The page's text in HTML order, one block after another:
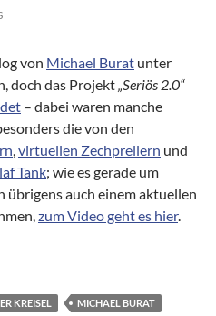
von Michael Burat unter
doch das Projekt„Seriös 2.0“
– dabei waren manche
die von den
,virtuellen Zechprellern und
Tank; wie es gerade um
übrigens auch einem aktuellen
zum Video geht es hier.
KREISEL
MICHAEL BURAT